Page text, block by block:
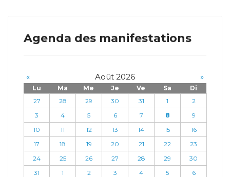
Agenda des manifestations
« Août 2026 »
Lu Ma Me Je Ve Sa
Di
27
28 29 30 31 1
2
3
4 5 6 7 8
9
10
11 12 13 14 15
16
17
18 19 20 21 22
23
24
25 26 27 28 29
30
31
1 2 3 4 5 6